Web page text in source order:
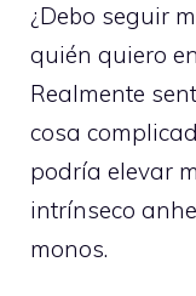
¿Debo seguir
quién quiero
Realmente
cosa
podría elevar
intrínseco
monos.